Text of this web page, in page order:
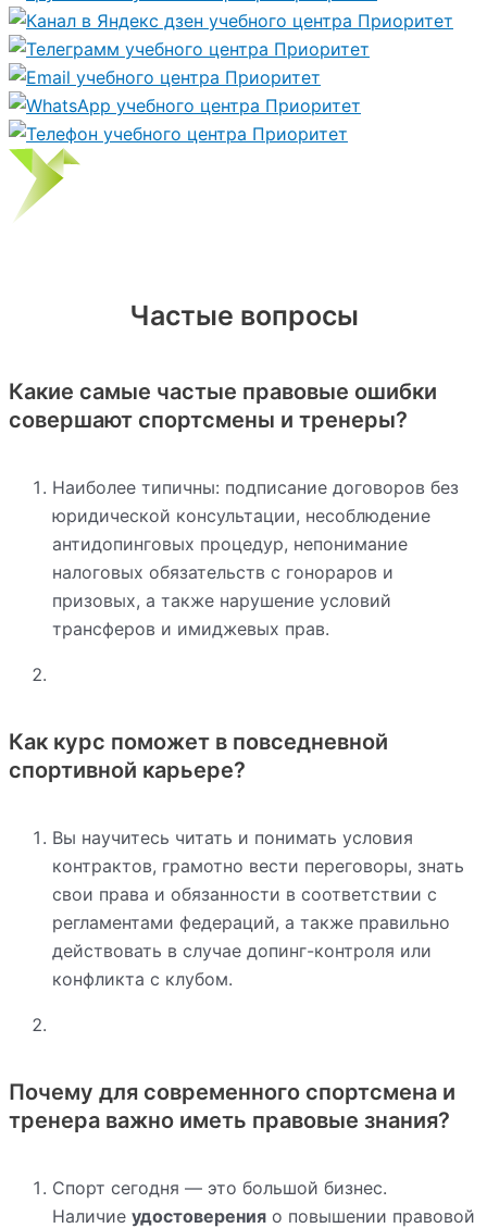
Частые вопросы
Какие самые частые правовые ошибки
совершают спортсмены и тренеры?
Наиболее типичны: подписание договоров без
юридической консультации, несоблюдение
антидопинговых процедур, непонимание
налоговых обязательств с гонораров и
призовых, а также нарушение условий
трансферов и имиджевых прав.
Как курс поможет в повседневной
спортивной карьере?
Вы научитесь читать и понимать условия
контрактов, грамотно вести переговоры, знать
свои права и обязанности в соответствии с
регламентами федераций, а также правильно
действовать в случае допинг-контроля или
конфликта с клубом.
Почему для современного спортсмена и
тренера важно иметь правовые знания?
Спорт сегодня — это большой бизнес.
Наличие удостоверения о повышении правовой